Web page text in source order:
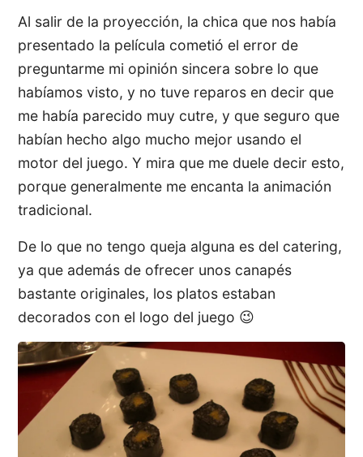
Al salir de la proyección, la chica que nos había
presentado la película cometió el error de
preguntarme mi opinión sincera sobre lo que
habíamos visto, y no tuve reparos en decir que
me había parecido muy cutre, y que seguro que
habían hecho algo mucho mejor usando el
motor del juego. Y mira que me duele decir esto,
porque generalmente me encanta la animación
tradicional.
De lo que no tengo queja alguna es del catering,
ya que además de ofrecer unos canapés
bastante originales, los platos estaban
decorados con el logo del juego 😉